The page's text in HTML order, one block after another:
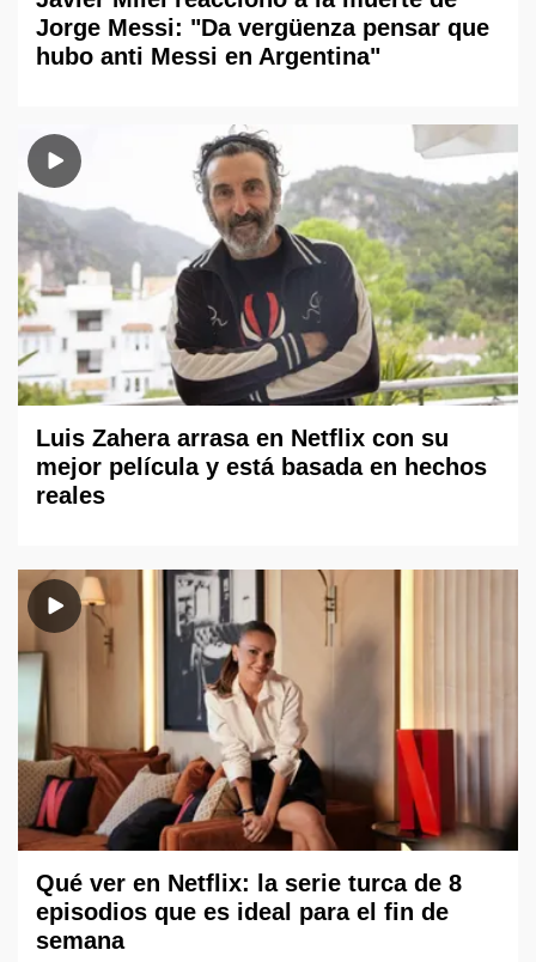
Jorge Messi: "Da vergüenza pensar que
hubo anti Messi en Argentina"
Luis Zahera arrasa en Netflix con su
mejor película y está basada en hechos
reales
Qué ver en Netflix: la serie turca de 8
episodios que es ideal para el fin de
semana